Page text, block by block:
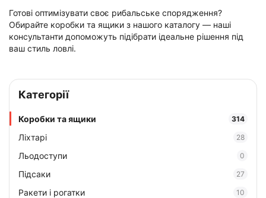
Готові оптимізувати своє рибальське спорядження?
Обирайте коробки та ящики з нашого каталогу — наші
консультанти допоможуть підібрати ідеальне рішення під
ваш стиль ловлі.
Категорії
Коробки та ящики 314
Ліхтарі 28
Льодоступи 0
Підсаки 27
Ракети і рогатки 10